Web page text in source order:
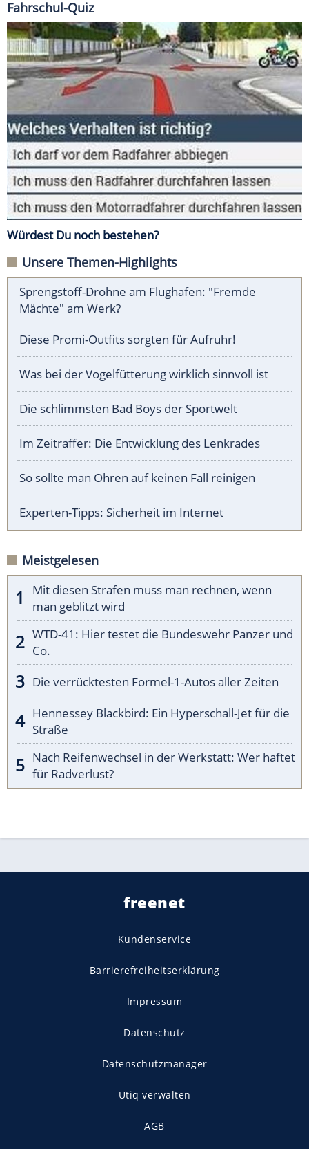
Fahrschul-Quiz
Würdest Du noch bestehen?
Unsere Themen-Highlights
Sprengstoff-Drohne am Flughafen: "Fremde
Mächte" am Werk?
Diese Promi-Outfits sorgten für Aufruhr!
Was bei der Vogelfütterung wirklich sinnvoll ist
Die schlimmsten Bad Boys der Sportwelt
Im Zeitraffer: Die Entwicklung des Lenkrades
So sollte man Ohren auf keinen Fall reinigen
Experten-Tipps: Sicherheit im Internet
Meistgelesen
Mit diesen Strafen muss man rechnen, wenn
man geblitzt wird
WTD-41: Hier testet die Bundeswehr Panzer und
Co.
Die verrücktesten Formel-1-Autos aller Zeiten
Hennessey Blackbird: Ein Hyperschall-Jet für die
Straße
Nach Reifenwechsel in der Werkstatt: Wer haftet
für Radverlust?
freenet
Kundenservice
Barrierefreiheitserklärung
Impressum
Datenschutz
Datenschutzmanager
Utiq verwalten
AGB